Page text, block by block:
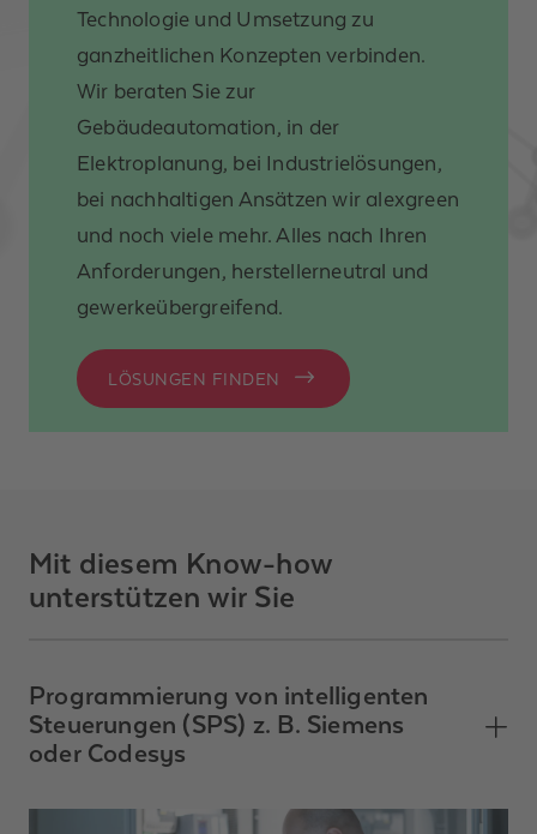
Technologie und Umsetzung zu
ganzheitlichen Konzepten verbinden.
Wir beraten Sie zur
Gebäudeautomation, in der
Elektroplanung, bei Industrielösungen,
bei nachhaltigen Ansätzen wir alexgreen
und noch viele mehr. Alles nach Ihren
Anforderungen, herstellerneutral und
gewerkeübergreifend.
LÖSUNGEN FINDEN
Mit diesem Know-how
unterstützen wir Sie
Programmierung von intelligenten
Steuerungen (SPS) z. B. Siemens
oder Codesys